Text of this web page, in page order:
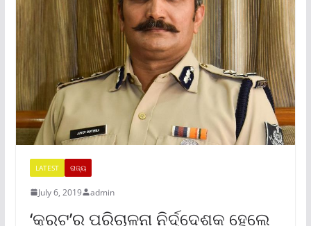
LATEST ରାଜ୍ୟ
July 6, 2019 admin
‘କ୍ରୁଟ’ର ପରିଚାଳନା ନିର୍ଦ୍ଦେଶକ ହେଲେ